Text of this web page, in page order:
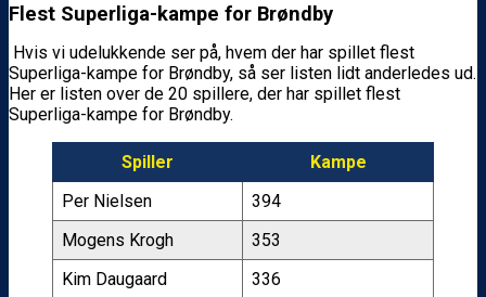
Flest Superliga-kampe for Brøndby
Hvis vi udelukkende ser på, hvem der har spillet flest
Superliga-kampe for Brøndby, så ser listen lidt anderledes ud.
Her er listen over de 20 spillere, der har spillet flest
Superliga-kampe for Brøndby.
Spiller
Kampe
Per Nielsen
394
Mogens Krogh
353
Kim Daugaard
336